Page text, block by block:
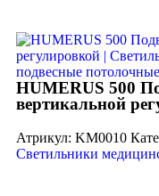
HUMERUS 500
вертикальной
Атрикул: KM0010
Светильники